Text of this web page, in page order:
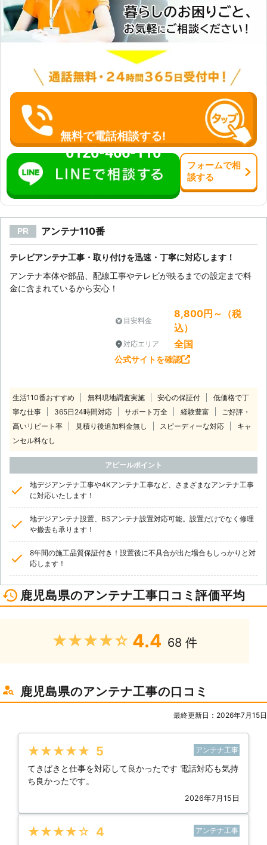
無料で電話相談する!
0120-466-110
フォームで相
談する
PR アンテナ110番
テレビアンテナ工事・取り付けを迅速・丁寧に対応します！
アンテナ本体や部品、配線工事やテレビが映るまでの設定まで料
金に含まれているから安心！
目安料金
8,800円～（税
込）
対応エリア 全国
公式サイトを確認
生活110番おすすめ 無料現地調査実施 安心の保証付
低価格で丁
寧な仕事
365日24時間対応 サポート万全 経験豊富
ご好評・
高いリピート率
見積り後追加料金無し スピーディーな対応
キャ
ンセル料なし
アピールポイント
地デジアンテナ工事や4Kアンテナ工事など、さまざまなアンテナ工事
に対応いたします！
地デジアンテナ設置、BSアンテナ設置対応可能。設置だけでなく修理
や撤去も承ります！
8年間の施工品質保証付き！設置後に不具合が出た場合もしっかりと対
応します！
鹿児島県のアンテナ工事口コミ評価平均
★★★★★ 4.4 68 件
鹿児島県のアンテナ工事の口コミ
最終更新日：2026年7月15日
★★★★★ 5 アンテナ工事
てきぱきと仕事を対応して良かったです 電話対応も気持
ち良かったです。
2026年7月15日
★★★★★ 4 アンテナ工事